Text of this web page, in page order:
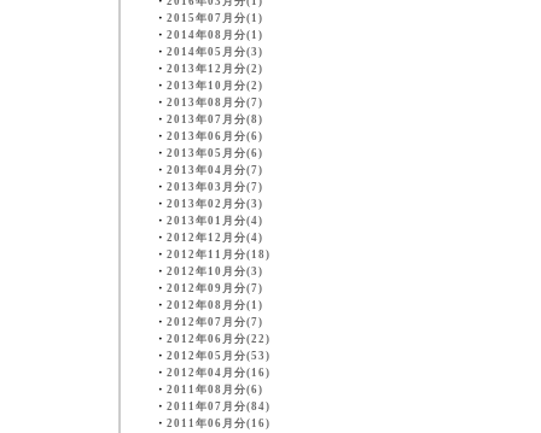
・ 2015年07月分(1)
・ 2014年08月分(1)
・ 2014年05月分(3)
・ 2013年12月分(2)
・ 2013年10月分(2)
・ 2013年08月分(7)
・ 2013年07月分(8)
・ 2013年06月分(6)
・ 2013年05月分(6)
・ 2013年04月分(7)
・ 2013年03月分(7)
・ 2013年02月分(3)
・ 2013年01月分(4)
・ 2012年12月分(4)
・ 2012年11月分(18)
・ 2012年10月分(3)
・ 2012年09月分(7)
・ 2012年08月分(1)
・ 2012年07月分(7)
・ 2012年06月分(22)
・ 2012年05月分(53)
・ 2012年04月分(16)
・ 2011年08月分(6)
・ 2011年07月分(84)
・ 2011年06月分(16)